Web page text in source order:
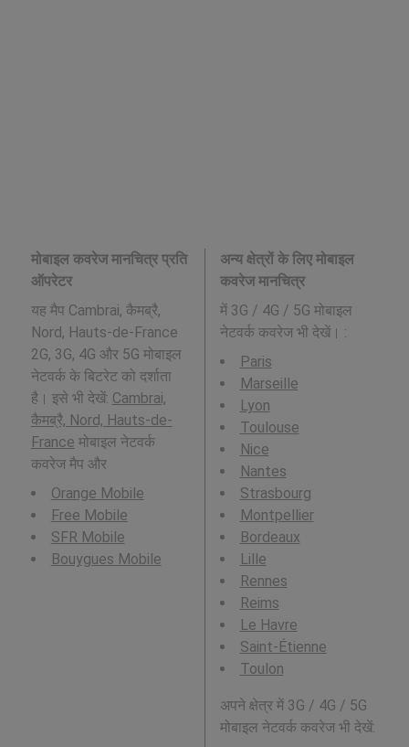
मोबाइल कवरेज मानचित्र प्रति
ऑपरेटर
यह मैप Cambrai, कैमब्रै,
Nord, Hauts-de-France
2G, 3G, 4G और 5G मोबाइल
नेटवर्क के बिटरेट को दर्शाता
है। इसे भी देखें: Cambrai,
कैमब्रै, Nord, Hauts-de-
France मोबाइल नेटवर्क
कवरेज मैप और
Orange Mobile
Free Mobile
SFR Mobile
Bouygues Mobile
अन्य क्षेत्रों के लिए मोबाइल
कवरेज मानचित्र
में 3G / 4G / 5G मोबाइल
नेटवर्क कवरेज भी देखें। :
Paris
Marseille
Lyon
Toulouse
Nice
Nantes
Strasbourg
Montpellier
Bordeaux
Lille
Rennes
Reims
Le Havre
Saint-Étienne
Toulon
अपने क्षेत्र में 3G / 4G / 5G
मोबाइल नेटवर्क कवरेज भी देखें: